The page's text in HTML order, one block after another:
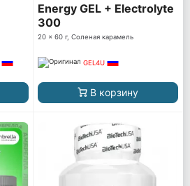
Energy GEL + Electrolyte
300
20 x 60 г, Соленая карамель
GEL4U
В корзину